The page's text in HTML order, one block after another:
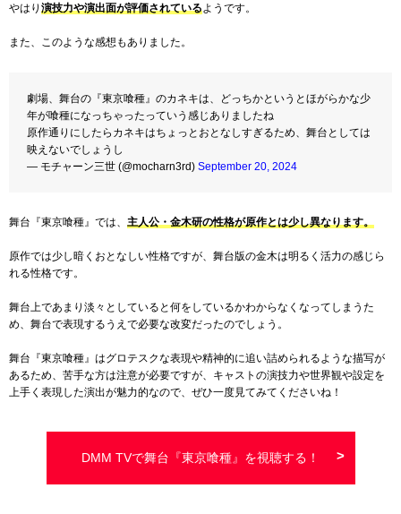
やはり 演技力や演出面が評価されている ようです。
また、このような感想もありました。
劇場、舞台の『東京喰種』のカネキは、どっちかというとほがらかな少
年が喰種になっちゃったっていう感じありましたね
原作通りにしたらカネキはちょっとおとなしすぎるため、舞台としては
映えないでしょうし
— モチャーン三世 (@mocharn3rd) September 20, 2024
舞台『東京喰種』では、 主人公・金木研の性格が原作とは少し異なります。
原作では少し暗くおとなしい性格ですが、舞台版の金木は明るく活力の感じら
れる性格です。
舞台上であまり淡々としていると何をしているかわからなくなってしまうた
め、舞台で表現するうえで必要な改変だったのでしょう。
舞台『東京喰種』はグロテスクな表現や精神的に追い詰められるような描写が
あるため、苦手な方は注意が必要ですが、キャストの演技力や世界観や設定を
上手く表現した演出が魅力的なので、ぜひ一度見てみてくださいね！
DMM TVで舞台『東京喰種』を視聴する！